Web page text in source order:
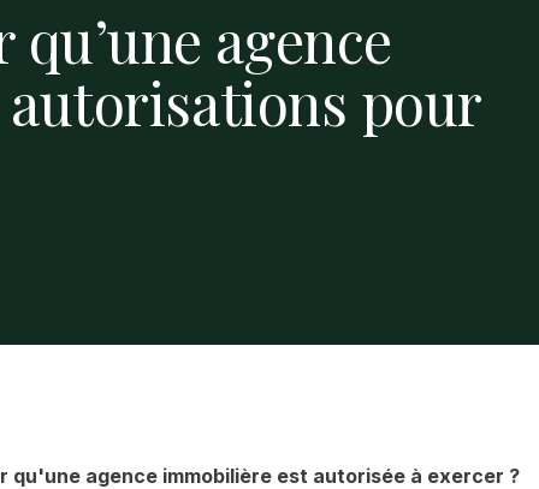
agence
pour
qu'une agence immobilière est autorisée à exercer ?